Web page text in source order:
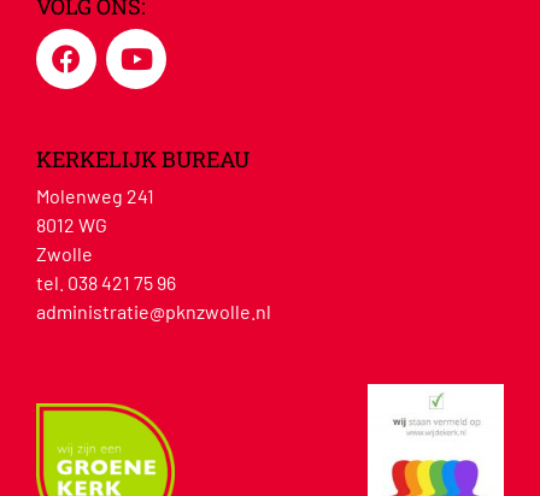
VOLG ONS:
KERKELIJK BUREAU
Molenweg 241
8012 WG
Zwolle
tel. 038 421 75 96
administratie@pknzwolle.nl